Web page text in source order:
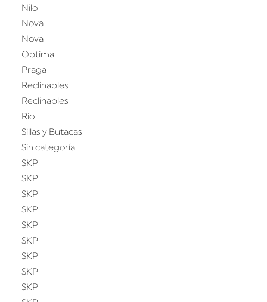
Nilo
Nova
Nova
Optima
Praga
Reclinables
Reclinables
Rio
Sillas y Butacas
Sin categoría
SKP
SKP
SKP
SKP
SKP
SKP
SKP
SKP
SKP